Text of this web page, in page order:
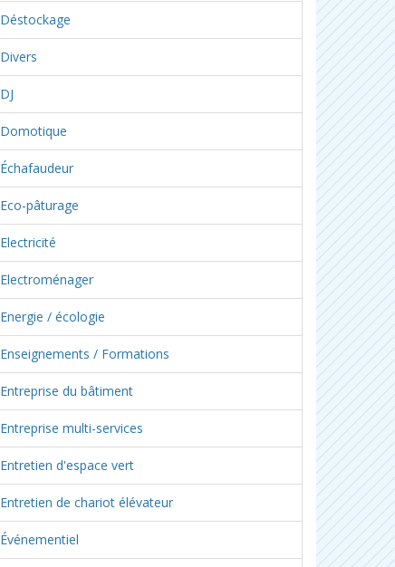
Déstockage
Divers
DJ
Domotique
Échafaudeur
Eco-pâturage
Electricité
Electroménager
Energie / écologie
Enseignements / Formations
Entreprise du bâtiment
Entreprise multi-services
Entretien d'espace vert
Entretien de chariot élévateur
Événementiel